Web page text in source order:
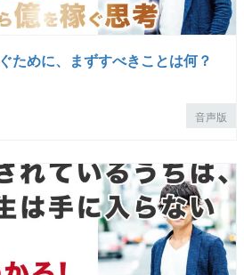
ために、まずすべきことは何？
音声版